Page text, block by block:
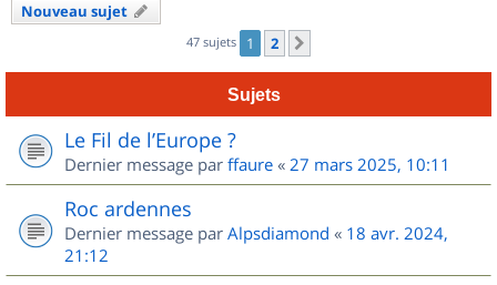
Nouveau sujet
47 sujets 1 2
Sujets
Le Fil de l’Europe ?
Dernier message par ffaure « 27 mars 2025, 10:11
Roc ardennes
Dernier message par Alpsdiamond « 18 avr. 2024,
21:12